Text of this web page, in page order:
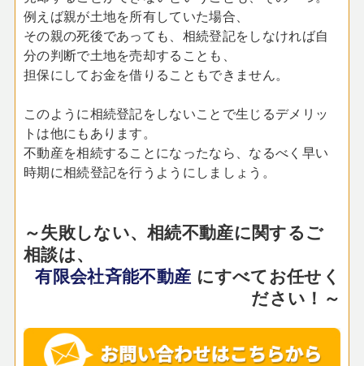
例えば親が土地を所有していた場合、
その親の死後であっても、相続登記をしなければ自
分の判断で土地を売却することも、
担保にしてお金を借りることもできません。
このように相続登記をしないことで生じるデメリッ
トは他にもあります。
不動産を相続することになったなら、なるべく早い
時期に相続登記を行うようにしましょう。
～失敗しない、相続不動産に関するご
相談は、
有限会社斉能不動産 にすべてお任せく
ださい！～